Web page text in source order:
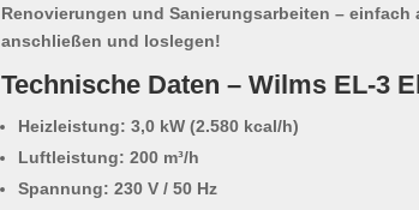
Renovierungen und Sanierungsarbeiten – einfach
anschließen und loslegen!
Technische Daten – Wilms EL-3
Heizleistung: 3,0 kW (2.580 kcal/h)
Luftleistung: 200 m³/h
Spannung: 230 V / 50 Hz